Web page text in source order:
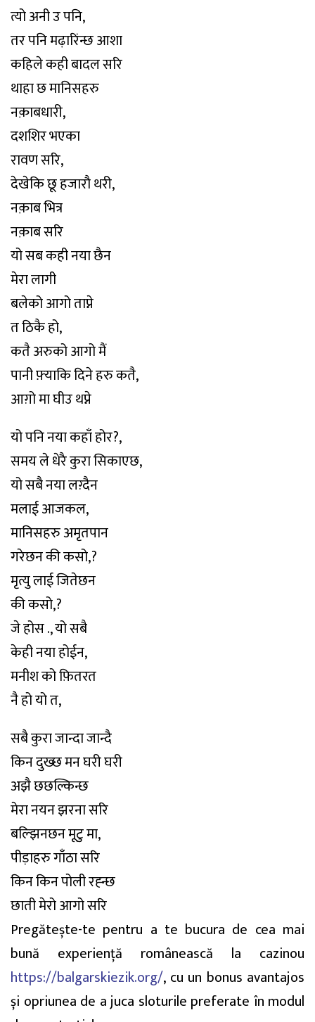
त्यो अनी उ पनि,
तर पनि मढ़ारिंन्छ आशा
कहिले कही बादल सरि
थाहा छ मानिसहरु
नक़ाबधारी,
दशशिर भएका
रावण सरि,
देखेकि छू हजाराै थरी,
नक़ाब भित्र
नक़ाब सरि
यो सब कही नया छैन
मेरा लागी
बलेको आगो ताप्ने
त ठिकै हो,
कतै अरुको आगो मैं
पानी फ़्याकि दिने हरु कतै,
आग़ो मा घीउ थप्ने
यो पनि नया कहाँ होर?,
समय ले धेरै कुरा सिकाएछ,
यो सबै नया लग़्दैन
मलाई आजकल,
मानिसहरु अमृतपान
गरेछन की कसो,?
मृत्यु लाई जितेछन
की कसो,?
जे होस ., यो सबै
केही नया होईन,
मनीश को फ़ितरत
नै हो यो त,
सबै कुरा जान्दा जान्दै
किन दुख्छ मन घरी घरी
अझै छछल्किन्छ
मेरा नयन झरना सरि
बल्झिनछन मूटु मा,
पीड़ाहरु गाँठा सरि
किन किन पोली रह्न्छ
छाती मेरो आगो सरि
Pregătește-te pentru a te bucura de cea mai
bună experiență românească la cazinou
https://balgarskiezik.org/, cu un bonus avantajos
și opriunea de a juca sloturile preferate în modul